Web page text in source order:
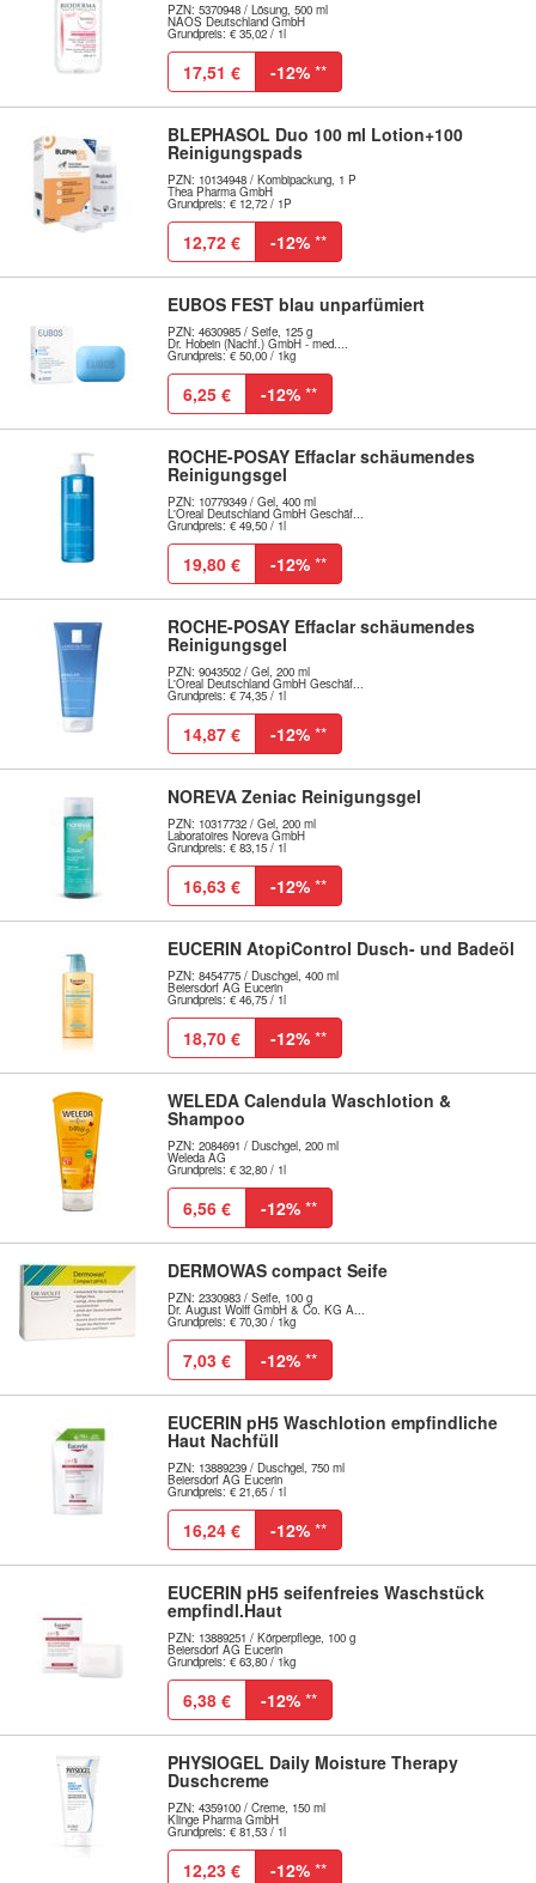
PZN: 5370948 / Lösung, 500 ml
NAOS Deutschland GmbH
Grundpreis: € 35,02 / 1l
17,51 € -12% **
BLEPHASOL Duo 100 ml Lotion+100
Reinigungspads
PZN: 10134948 / Kombipackung, 1 P
Thea Pharma GmbH
Grundpreis: € 12,72 / 1P
12,72 € -12% **
EUBOS FEST blau unparfümiert
PZN: 4630985 / Seife, 125 g
Dr. Hobein (Nachf.) GmbH - med....
Grundpreis: € 50,00 / 1kg
6,25 € -12% **
ROCHE-POSAY Effaclar schäumendes
Reinigungsgel
PZN: 10779349 / Gel, 400 ml
L'Oreal Deutschland GmbH Geschäf...
Grundpreis: € 49,50 / 1l
19,80 € -12% **
ROCHE-POSAY Effaclar schäumendes
Reinigungsgel
PZN: 9043502 / Gel, 200 ml
L'Oreal Deutschland GmbH Geschäf...
Grundpreis: € 74,35 / 1l
14,87 € -12% **
NOREVA Zeniac Reinigungsgel
PZN: 10317732 / Gel, 200 ml
Laboratoires Noreva GmbH
Grundpreis: € 83,15 / 1l
16,63 € -12% **
EUCERIN AtopiControl Dusch- und Badeöl
PZN: 8454775 / Duschgel, 400 ml
Beiersdorf AG Eucerin
Grundpreis: € 46,75 / 1l
18,70 € -12% **
WELEDA Calendula Waschlotion &
Shampoo
PZN: 2084691 / Duschgel, 200 ml
Weleda AG
Grundpreis: € 32,80 / 1l
6,56 € -12% **
DERMOWAS compact Seife
PZN: 2330983 / Seife, 100 g
Dr. August Wolff GmbH & Co. KG A...
Grundpreis: € 70,30 / 1kg
7,03 € -12% **
EUCERIN pH5 Waschlotion empfindliche
Haut Nachfüll
PZN: 13889239 / Duschgel, 750 ml
Beiersdorf AG Eucerin
Grundpreis: € 21,65 / 1l
16,24 € -12% **
EUCERIN pH5 seifenfreies Waschstück
empfindl.Haut
PZN: 13889251 / Körperpflege, 100 g
Beiersdorf AG Eucerin
Grundpreis: € 63,80 / 1kg
6,38 € -12% **
PHYSIOGEL Daily Moisture Therapy
Duschcreme
PZN: 4359100 / Creme, 150 ml
Klinge Pharma GmbH
Grundpreis: € 81,53 / 1l
12,23 € -12% **